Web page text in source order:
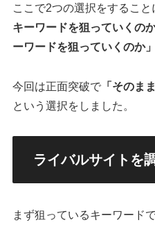
ここで2つの選択をすること
キーワードを狙っていくのか
ーワードを狙っていくのか」
今回は正面突破で 「そのま
という選択をしました。
ライバルサイトを
まず狙っているキーワード